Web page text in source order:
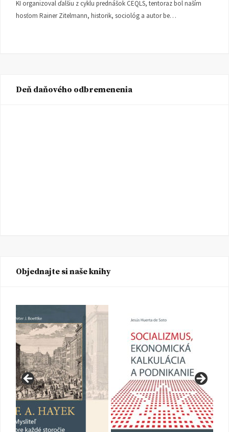
KI organizoval ďalšiu z cyklu prednášok CEQLS, tentoraz bol naším
hosťom Rainer Zitelmann, historik, sociológ a autor be…
Deň daňového odbremenenia
Objednajte si naše knihy